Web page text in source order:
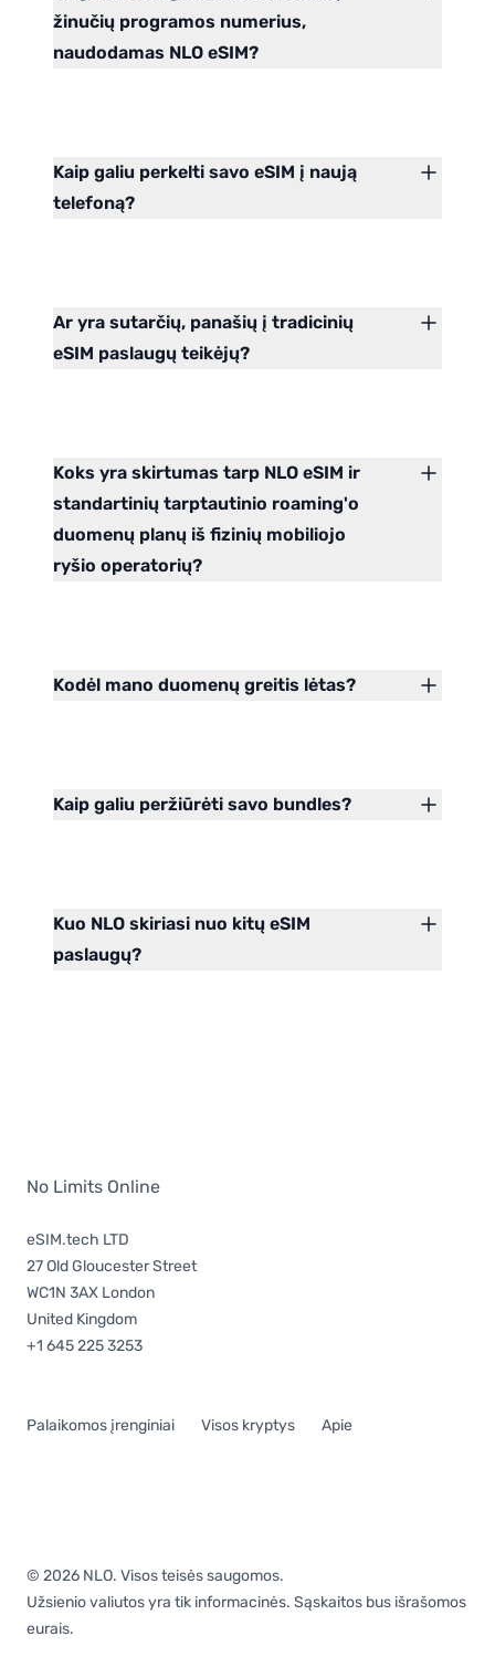
žinučių programos numerius,
naudodamas NLO eSIM?
Kaip galiu perkelti savo eSIM į naują
telefoną?
Ar yra sutarčių, panašių į tradicinių
eSIM paslaugų teikėjų?
Koks yra skirtumas tarp NLO eSIM ir
standartinių tarptautinio roaming'o
duomenų planų iš fizinių mobiliojo
ryšio operatorių?
Kodėl mano duomenų greitis lėtas?
Kaip galiu peržiūrėti savo bundles?
Kuo NLO skiriasi nuo kitų eSIM
paslaugų?
No Limits Online
eSIM.tech LTD
27 Old Gloucester Street
WC1N 3AX London
United Kingdom
+1 645 225 3253
Palaikomos įrenginiai Visos kryptys Apie
© 2026 NLO. Visos teisės saugomos.
Užsienio valiutos yra tik informacinės. Sąskaitos bus išrašomos
eurais.